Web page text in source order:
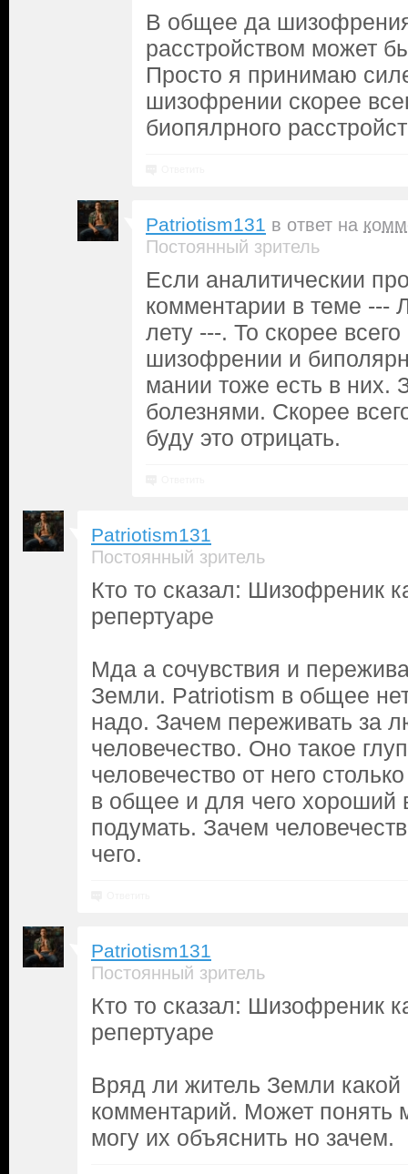
В общее да
расстройством может
Просто я принимаю
шизофрении скорее
биопялрного
Patriotism131 в ответ на
Постоянный зритель
Если аналитическии
комментарии в теме ---
лету ---. То скорее
шизофрении и
мании тоже есть в них.
болезнями. Скорее
буду это отрицать.
Patriotism131
Постоянный зритель
Кто то сказал: Шизофреник
репертуаре
Мда а сочувствия и
Земли. Patriotism в общее
надо. Зачем переживать за
человечество. Оно такое
человечество от него
в общее и для чего хороший
подумать. Зачем
чего.
Patriotism131
Постоянный зритель
Кто то сказал: Шизофреник
репертуаре
Вряд ли житель Земли какой
комментарий. Может понять
могу их объяснить но зачем.